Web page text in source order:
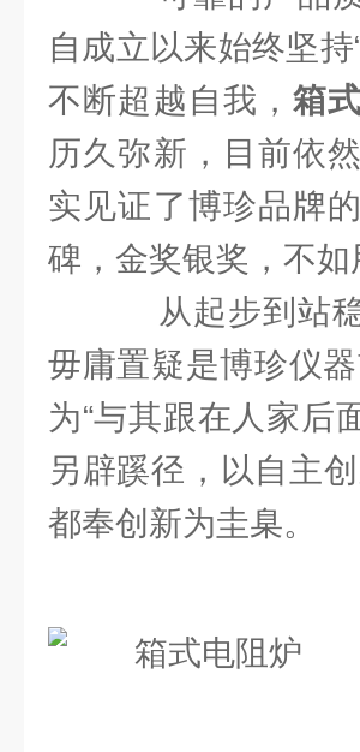
自成立以来始终坚
不断超越自我，箱
历久弥新，目前依
实见证了博珍品牌
碑，金奖银奖，不
从起步到站
毋庸置疑是博珍仪
为“与其跟在人家后
另辟蹊径，以自主
都奉创新为圭臬。